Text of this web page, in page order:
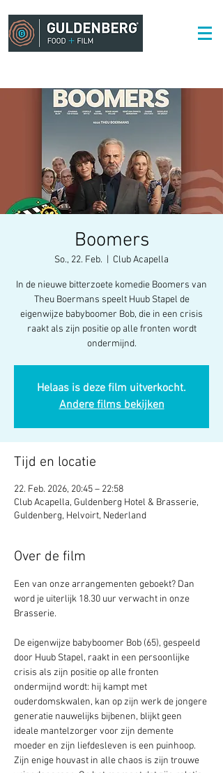
Boomers
So., 22. Feb. Club Acapella
In de nieuwe bitterzoete komedie Boomers van
Theu Boermans speelt Huub Stapel de
eigenwijze babyboomer Bob, die in een crisis
raakt als zijn positie op alle fronten wordt
ondermijnd.
Helaas is deze film uitverkocht.
Andere films bekijken
Tijd en locatie
22. Feb. 2026, 20:45 – 22:58
Club Acapella, Guldenberg Hotel & Brasserie,
Guldenberg, Helvoirt, Nederland
Over de film
Een van onze arrangementen geboekt? Dan
word je uiterlijk 18.30 uur verwacht in onze
Brasserie.
De eigenwijze babyboomer Bob (65), gespeeld
door Huub Stapel, raakt in een persoonlijke
crisis als zijn positie op alle fronten
ondermijnd wordt: hij kampt met
ouderdomskwalen, kan op zijn werk de jongere
generatie nauwelijks bijbenen, blijkt geen
ideale mantelzorger voor zijn demente
moeder en zijn liefdesleven is een puinhoop.
Zijn enige houvast in alle chaos is zijn trouwe